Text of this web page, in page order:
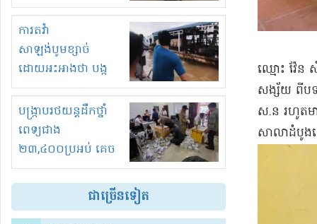
ម៉ូតូរបស់ខ្លួន ដាកផ្លាក
រត់ឌុបហើយ
ការតវ៉ា
សាឡង់បូមខ្សាច់
ដោយអះអាងថា បង្ក
បាក់ច្រាំងទន្លេ និង
រំខានទាំងយប់ទាំងថ្ងៃ
បង្ក្រាបរថយន្តដឹកថ្នាំ
ពេទ្យជាង
២៣,៤០០ប្រអប់ គេច
ពន្ធនិងអត់ច្បាប់នាំ
ចូល!?
ជាច្រើនទៀត
ឈ្មោះ វ៉ែន
សង្ស័យ ពីបទ​
ស​.​ន រហូត​មា
សាលាដំបូង​ខ